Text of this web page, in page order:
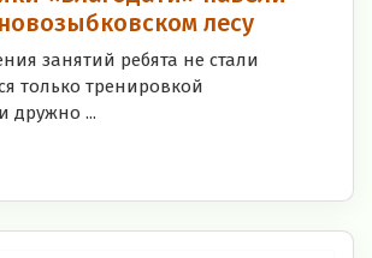
лесу
занятий ребята не стали
только тренировкой
дружно ...